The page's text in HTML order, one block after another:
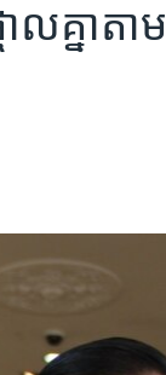
គ្នា​តាម​